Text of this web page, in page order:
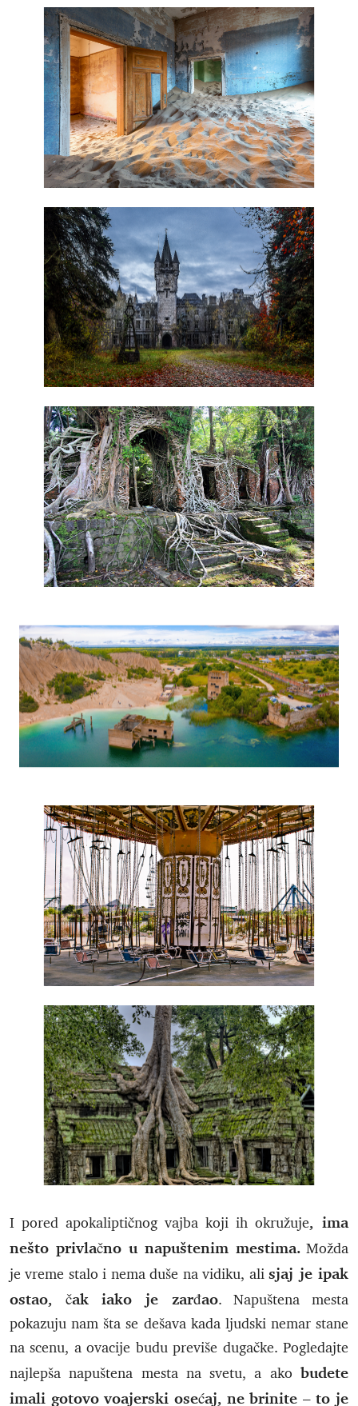
I pored apokaliptičnog vajba koji ih okružuje, ima
nešto privlačno u napuštenim mestima. Možda
je vreme stalo i nema duše na vidiku, alisjaj je ipak
ostao, čak iako je zarđao. Napuštena mesta
pokazuju nam šta se dešava kada ljudski nemar stane
na scenu, a ovacije budu previše dugačke. Pogledajte
najlepša napuštena mesta na svetu, a ako budete
imali gotovo voajerski osećaj, ne brinite – to je